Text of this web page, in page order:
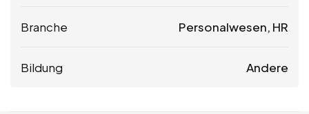
Branche Personalwesen, HR
Bildung Andere